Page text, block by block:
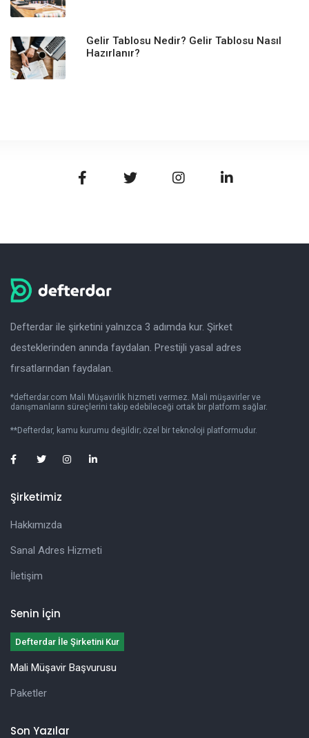
Gelir Tablosu Nedir? Gelir Tablosu Nasıl
Hazırlanır?
Defterdar ile şirketini yalnızca 3 adımda kur. Şirket
desteklerinden anında faydalan. Prestijli yasal adres
fırsatlarından faydalan.
*defterdar.com Mali Müşavirlik hizmeti vermez. Mali müşavirler ve
danışmanların süreçlerini takip edebileceği ortak bir platform sağlar.
**Defterdar, kamu kurumu değildir; özel bir teknoloji platformudur.
Şirketimiz
Hakkımızda
Sanal Adres Hizmeti
İletişim
Senin İçin
Defterdar İle Şirketini Kur
Mali Müşavir Başvurusu
Paketler
Son Yazılar